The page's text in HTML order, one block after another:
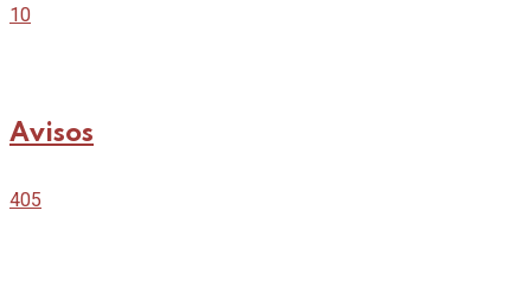
10
Avisos
405